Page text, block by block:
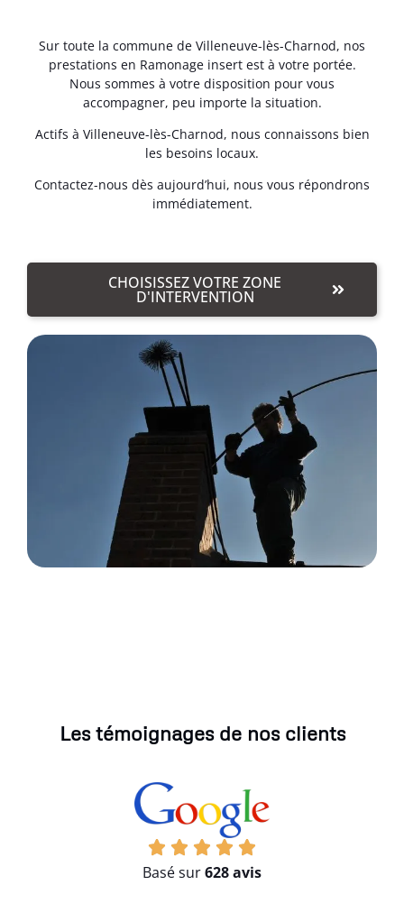
Sur toute la commune de Villeneuve-lès-Charnod, nos
prestations en Ramonage insert est à votre portée.
Nous sommes à votre disposition pour vous
accompagner, peu importe la situation.
Actifs à Villeneuve-lès-Charnod, nous connaissons bien
les besoins locaux.
Contactez-nous dès aujourd’hui, nous vous répondrons
immédiatement.
CHOISISSEZ VOTRE ZONE
D'INTERVENTION
Les témoignages de nos clients
Basé sur628 avis